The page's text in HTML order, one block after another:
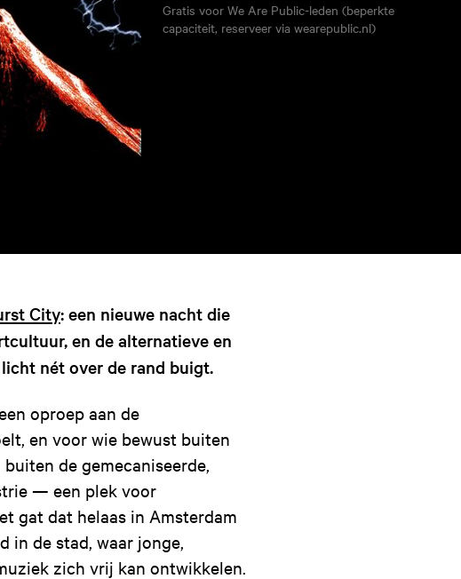
Gratis voor We Are Public-leden (beperkte
capaciteit, reserveer via wearepublic.nl)
City: een nieuwe nacht die
en de alternatieve en
nét over de rand buigt.
oproep aan de
en voor wie bewust buiten
de gemecaniseerde,
— een plek voor
gat dat helaas in Amsterdam
in de stad, waar jonge,
zich vrij kan ontwikkelen.